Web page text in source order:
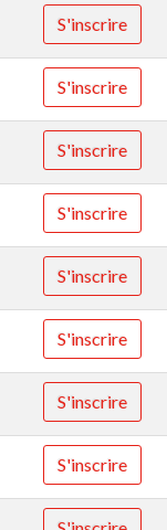
S'inscrire
S'inscrire
S'inscrire
S'inscrire
S'inscrire
S'inscrire
S'inscrire
S'inscrire